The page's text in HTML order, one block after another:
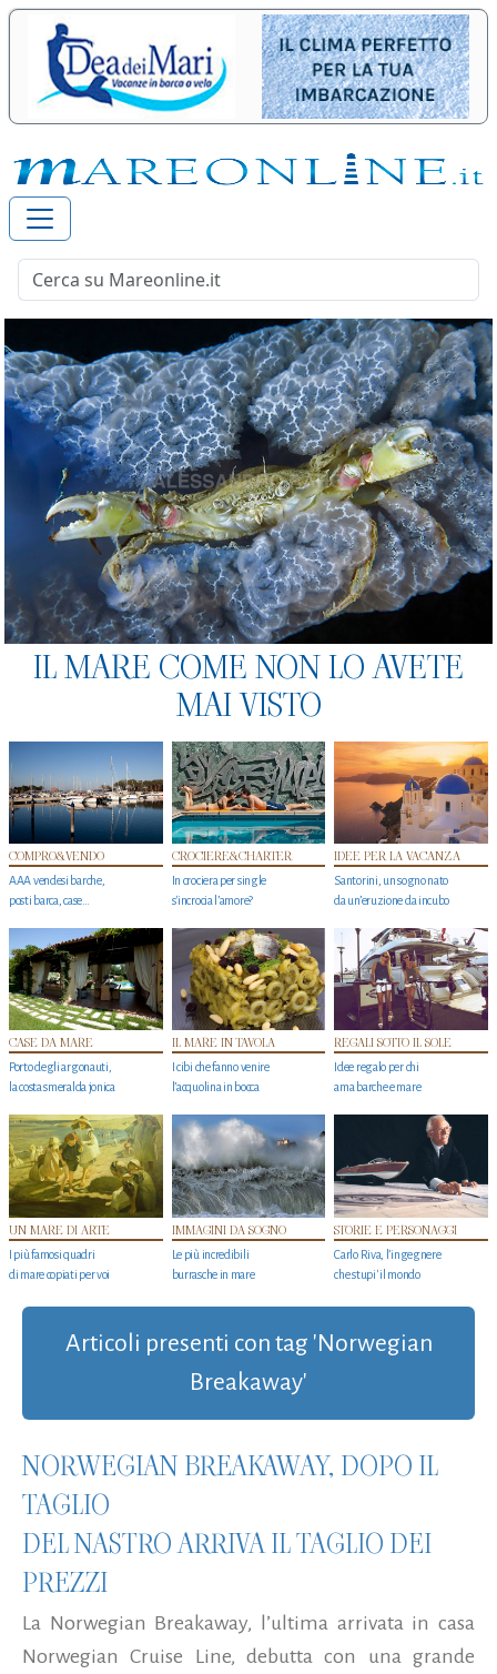
IL MARE COME NON LO AVETE
MAI VISTO
COMPRO&VENDO
AAA vendesi barche,
posti barca, case…
CROCIERE&CHARTER
In crociera per single
s'incrocia l’amore?
IDEE PER LA VACANZA
Santorini, un sogno nato
da un’eruzione da incubo
CASE DA MARE
Porto degli argonauti,
la costa smeralda jonica
IL MARE IN TAVOLA
I cibi che fanno venire
l’acquolina in bocca
REGALI SOTTO IL SOLE
Idee regalo per chi
ama barche e mare
UN MARE DI ARTE
I più famosi quadri
di mare copiati per voi
IMMAGINI DA SOGNO
Le più incredibili
burrasche in mare
STORIE E PERSONAGGI
Carlo Riva, l’ingegnere
che stupi' il mondo
Articoli presenti con tag 'Norwegian
Breakaway'
NORWEGIAN BREAKAWAY, DOPO IL
TAGLIO
DEL NASTRO ARRIVA IL TAGLIO DEI
PREZZI
La Norwegian Breakaway, l’ultima arrivata in casa
Norwegian Cruise Line, debutta con una grande